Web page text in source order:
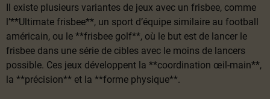
Il existe plusieurs variantes de jeux avec un frisbee, comme
l’**Ultimate frisbee**, un sport d’équipe similaire au football
américain, ou le **frisbee golf**, où le but est de lancer le
frisbee dans une série de cibles avec le moins de lancers
possible. Ces jeux développent la **coordination œil-main**,
la **précision** et la **forme physique**.